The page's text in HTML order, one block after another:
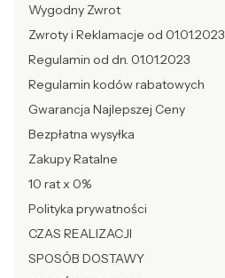
Wygodny Zwrot
Zwroty i Reklamacje od 01.01.2023
Regulamin od dn. 01.01.2023
Regulamin kodów rabatowych
Gwarancja Najlepszej Ceny
Bezpłatna wysyłka
Zakupy Ratalne
10 rat x 0%
Polityka prywatności
CZAS REALIZACJI
SPOSÓB DOSTAWY